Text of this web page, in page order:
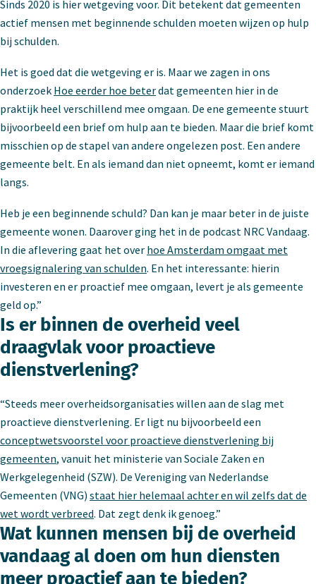
Sinds 2020 is hier wetgeving voor. Dit betekent dat gemeenten
actief mensen met beginnende schulden moeten wijzen op hulp
bij schulden.
Het is goed dat die wetgeving er is. Maar we zagen in ons
onderzoek Hoe eerder hoe beterdat gemeenten hier in de
praktijk heel verschillend mee omgaan. De ene gemeente stuurt
bijvoorbeeld een brief om hulp aan te bieden. Maar die brief komt
misschien op de stapel van andere ongelezen post. Een andere
gemeente belt. En als iemand dan niet opneemt, komt er iemand
langs.
Heb je een beginnende schuld? Dan kan je maar beter in de juiste
gemeente wonen. Daarover ging het in de podcast NRC Vandaag.
In die aflevering gaat het over hoe Amsterdam omgaat met
vroegsignalering van schulden. En het interessante: hierin
investeren en er proactief mee omgaan, levert je als gemeente
geld op.”
Is er binnen de overheid veel
draagvlak voor proactieve
dienstverlening?
“Steeds meer overheidsorganisaties willen aan de slag met
proactieve dienstverlening. Er ligt nu bijvoorbeeld een
conceptwetsvoorstel voor proactieve dienstverlening bij
gemeenten, vanuit het ministerie van Sociale Zaken en
Werkgelegenheid (SZW). De Vereniging van Nederlandse
Gemeenten (VNG) staat hier helemaal achter en wil zelfs dat de
wet wordt verbreed. Dat zegt denk ik genoeg.”
Wat kunnen mensen bij de overheid
vandaag al doen om hun diensten
meer proactief aan te bieden?